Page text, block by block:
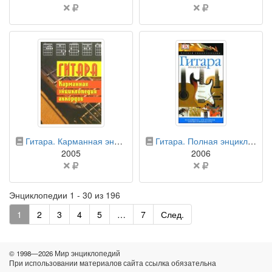
Цена
указана
Цена
указана
бумажная книга
Гитара. Карманная энциклопедия аккордов
2005
Цена
бумажная книга
Гитара. Полная энциклопедия
2006
Цена
Энциклопедии 1 - 30 из 196
1
2 3 4 5 … 7 След.
© 1998—2026 Мир энциклопедий
При использовании материалов сайта ссылка обязательна